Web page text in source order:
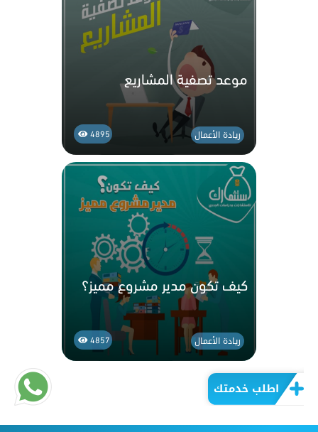
اطلب خدمتك
موعد تصفية المشاريع
4895 ريادة الأعمال
كيف تكون مدير مشروع مميز؟
4857 ريادة الأعمال